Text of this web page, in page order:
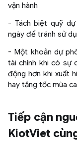
vận hành
- Tách biệt quỹ dự
ngày để tránh sử
- Một khoản dự
tài chính khi có sự
động hơn khi xuất
hay tăng tốc mùa
Tiếp cận
KiotViet